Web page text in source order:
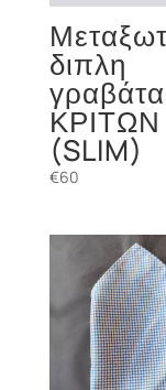
διπλη
γραβάτα
ΚΡΙΤΩΝ
(SLIM)
€60